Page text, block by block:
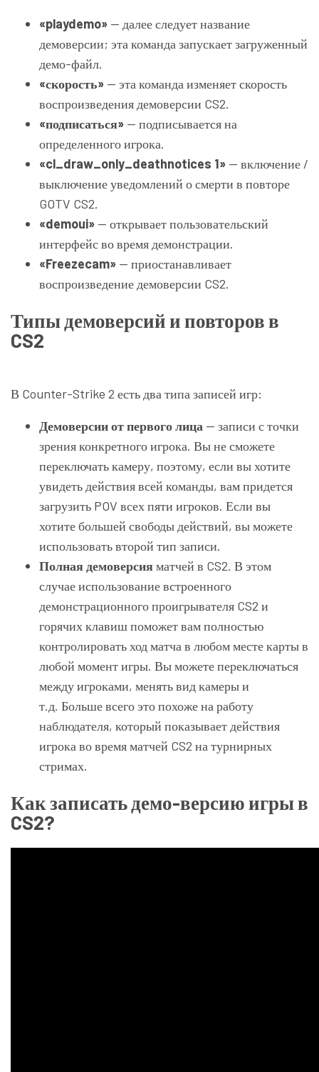
«playdemo» — далее следует название
демоверсии; эта команда запускает загруженный
демо-файл.
«скорость» — эта команда изменяет скорость
воспроизведения демоверсии CS2.
«подписаться» — подписывается на
определенного игрока.
«cl_draw_only_deathnotices 1» — включение /
выключение уведомлений о смерти в повторе
GOTV CS2.
«demoui» — открывает пользовательский
интерфейс во время демонстрации.
«Freezecam» — приостанавливает
воспроизведение демоверсии CS2.
Типы демоверсий и повторов в
CS2
В Counter-Strike 2 есть два типа записей игр:
Демоверсии от первого лица — записи с точки
зрения конкретного игрока. Вы не сможете
переключать камеру, поэтому, если вы хотите
увидеть действия всей команды, вам придется
загрузить POV всех пяти игроков. Если вы
хотите большей свободы действий, вы можете
использовать второй тип записи.
Полная демоверсияматчей в CS2. В этом
случае использование встроенного
демонстрационного проигрывателя CS2 и
горячих клавиш поможет вам полностью
контролировать ход матча в любом месте карты в
любой момент игры. Вы можете переключаться
между игроками, менять вид камеры и
т.д. Больше всего это похоже на работу
наблюдателя, который показывает действия
игрока во время матчей CS2 на турнирных
стримах.
Как записать демо-версию игры в
CS2?